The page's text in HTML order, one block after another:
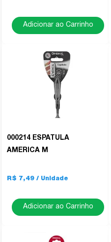
Adicionar ao Carrinho
000214 ESPATULA
AMERICA M
R$ 7,49
Adicionar ao Carrinho